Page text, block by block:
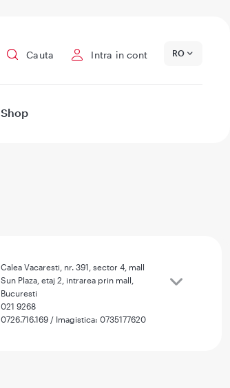
Cauta Intra in cont RO
Shop
Calea Vacaresti, nr. 391, sector 4, mall
Sun Plaza, etaj 2, intrarea prin mall,
Bucuresti
021 9268
0726.716.169 / Imagistica: 0735177620